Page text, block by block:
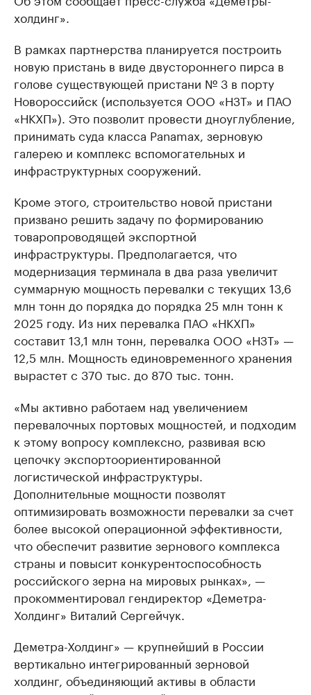
холдинг».
В рамках партнерства планируется построить
новую пристань в виде двустороннего пирса в
голове существующей пристани № 3 в порту
Новороссийск (используется ООО «НЗТ» и ПАО
«НКХП»). Это позволит провести дноуглубление,
принимать суда класса Panamax, зерновую
галерею и комплекс вспомогательных и
инфраструктурных сооружений.
Кроме этого, строительство новой пристани
призвано решить задачу по формированию
товаропроводящей экспортной
инфраструктуры. Предполагается, что
модернизация терминала в два раза увеличит
суммарную мощность перевалки с текущих 13,6
млн тонн до порядка до порядка 25 млн тонн к
2025 году. Из них перевалка ПАО «НКХП»
составит 13,1 млн тонн, перевалка ООО «НЗТ» —
12,5 млн. Мощность единовременного хранения
вырастет с 370 тыс. до 870 тыс. тонн.
«Мы активно работаем над увеличением
перевалочных портовых мощностей, и подходим
к этому вопросу комплексно, развивая всю
цепочку экспортоориентированной
логистической инфраструктуры.
Дополнительные мощности позволят
оптимизировать возможности перевалки за счет
более высокой операционной эффективности,
что обеспечит развитие зернового комплекса
страны и повысит конкурентоспособность
российского зерна на мировых рынках», —
прокомментировал гендиректор «Деметра-
Холдинг» Виталий Сергейчук.
Деметра-Холдинг» — крупнейший в России
вертикально интегрированный зерновой
холдинг, объединяющий активы в области